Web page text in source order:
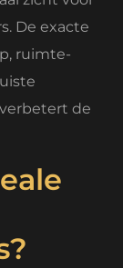
De exacte
ruimte-
de